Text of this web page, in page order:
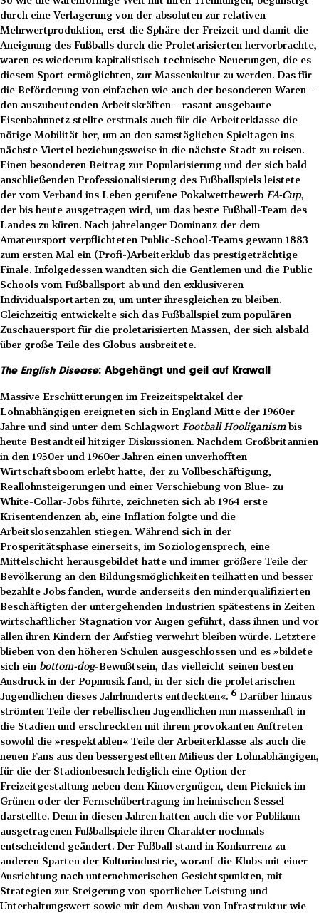
durch eine Verlagerung von der absoluten zur relativen
Mehrwertproduktion, erst die Sphäre der Freizeit und damit die
Aneignung des Fußballs durch die Proletarisierten hervorbrachte,
waren es wiederum kapitalistisch-technische Neuerungen, die es
diesem Sport ermöglichten, zur Massenkultur zu werden. Das für
die Beförderung von einfachen wie auch der besonderen Waren –
den auszubeutenden Arbeitskräften – rasant ausgebaute
Eisenbahnnetz stellte erstmals auch für die Arbeiterklasse die
nötige Mobilität her, um an den samstäglichen Spieltagen ins
nächste Viertel beziehungsweise in die nächste Stadt zu reisen.
Einen besonderen Beitrag zur Popularisierung und der sich bald
anschließenden Professionalisierung des Fußballspiels leistete
der vom Verband ins Leben gerufene Pokalwettbewerb FA-Cup,
der bis heute ausgetragen wird, um das beste Fußball-Team des
Landes zu küren. Nach jahrelanger Dominanz der dem
Amateursport verpflichteten Public-School-Teams gewann 1883
zum ersten Mal ein (Profi-)Arbeiterklub das prestigeträchtige
Finale. Infolgedessen wandten sich die Gentlemen und die Public
Schools vom Fußballsport ab und den exklusiveren
Individualsportarten zu, um unter ihresgleichen zu bleiben.
Gleichzeitig entwickelte sich das Fußballspiel zum populären
Zuschauersport für die proletarisierten Massen, der sich alsbald
über große Teile des Globus ausbreitete.
The English Disease: Abgehängt und geil auf Krawall
Massive Erschütterungen im Freizeitspektakel der
Lohnabhängigen ereigneten sich in England Mitte der 1960er
Jahre und sind unter dem Schlagwort Football Hooliganismbis
heute Bestandteil hitziger Diskussionen. Nachdem Großbritannien
in den 1950er und 1960er Jahren einen unverhofften
Wirtschaftsboom erlebt hatte, der zu Vollbeschäftigung,
Reallohnsteigerungen und einer Verschiebung von Blue- zu
White-Collar-Jobs führte, zeichneten sich ab 1964 erste
Krisentendenzen ab, eine Inflation folgte und die
Arbeitslosenzahlen stiegen. Während sich in der
Prosperitätsphase einerseits, im Soziologensprech, eine
Mittelschicht herausgebildet hatte und immer größere Teile der
Bevölkerung an den Bildungsmöglichkeiten teilhatten und besser
bezahlte Jobs fanden, wurde anderseits den minderqualifizierten
Beschäftigten der untergehenden Industrien spätestens in Zeiten
wirtschaftlicher Stagnation vor Augen geführt, dass ihnen und vor
allen ihren Kindern der Aufstieg verwehrt bleiben würde. Letztere
blieben von den höheren Schulen ausgeschlossen und es »bildete
sich ein bottom-dog-Bewußtsein, das vielleicht seinen besten
Ausdruck in der Popmusik fand, in der sich die proletarischen
Jugendlichen dieses Jahrhunderts entdeckten«. 6 Darüber hinaus
strömten Teile der rebellischen Jugendlichen nun massenhaft in
die Stadien und erschreckten mit ihrem provokanten Auftreten
sowohl die »respektablen« Teile der Arbeiterklasse als auch die
neuen Fans aus den bessergestellten Milieus der Lohnabhängigen,
für die der Stadionbesuch lediglich eine Option der
Freizeitgestaltung neben dem Kinovergnügen, dem Picknick im
Grünen oder der Fernsehübertragung im heimischen Sessel
darstellte. Denn in diesen Jahren hatten auch die vor Publikum
ausgetragenen Fußballspiele ihren Charakter nochmals
entscheidend geändert. Der Fußball stand in Konkurrenz zu
anderen Sparten der Kulturindustrie, worauf die Klubs mit einer
Ausrichtung nach unternehmerischen Gesichtspunkten, mit
Strategien zur Steigerung von sportlicher Leistung und
Unterhaltungswert sowie mit dem Ausbau von Infrastruktur wie